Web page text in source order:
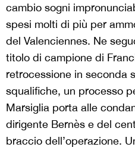
cambio sogni
spesi molti di più per
del Valenciennes. Ne
titolo di campione di
retrocessione in seconda
squalifiche, un processo
Marsiglia porta alle
dirigente Bernès e del
braccio dell’operazione.